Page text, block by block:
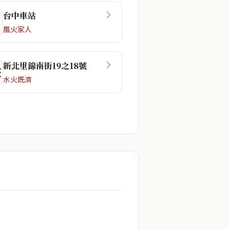
台中車站
風火家人
新北里錦南街19之18號
水火既濟